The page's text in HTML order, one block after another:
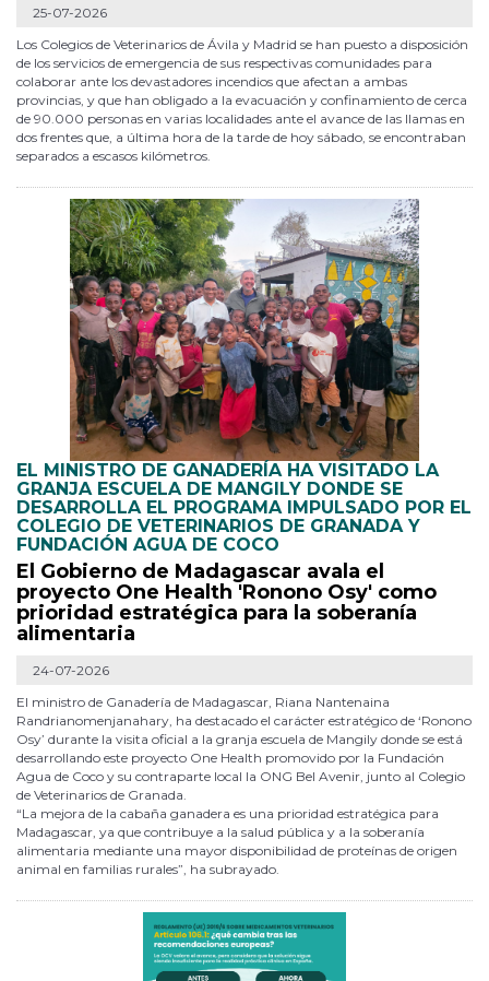
25-07-2026
Los Colegios de Veterinarios de Ávila y Madrid se han puesto a disposición
de los servicios de emergencia de sus respectivas comunidades para
colaborar ante los devastadores incendios que afectan a ambas
provincias, y que han obligado a la evacuación y confinamiento de cerca
de 90.000 personas en varias localidades ante el avance de las llamas en
dos frentes que, a última hora de la tarde de hoy sábado, se encontraban
separados a escasos kilómetros.
EL MINISTRO DE GANADERÍA HA VISITADO LA
GRANJA ESCUELA DE MANGILY DONDE SE
DESARROLLA EL PROGRAMA IMPULSADO POR EL
COLEGIO DE VETERINARIOS DE GRANADA Y
FUNDACIÓN AGUA DE COCO
El Gobierno de Madagascar avala el
proyecto One Health 'Ronono Osy' como
prioridad estratégica para la soberanía
alimentaria
24-07-2026
El ministro de Ganadería de Madagascar, Riana Nantenaina
Randrianomenjanahary, ha destacado el carácter estratégico de ‘Ronono
Osy’ durante la visita oficial a la granja escuela de Mangily donde se está
desarrollando este proyecto One Health promovido por la Fundación
Agua de Coco y su contraparte local la ONG Bel Avenir, junto al Colegio
de Veterinarios de Granada.
“La mejora de la cabaña ganadera es una prioridad estratégica para
Madagascar, ya que contribuye a la salud pública y a la soberanía
alimentaria mediante una mayor disponibilidad de proteínas de origen
animal en familias rurales”, ha subrayado.